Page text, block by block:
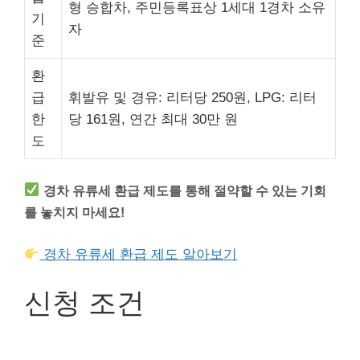
기
준
형 승합차, 주민등록표상 1세대 1경차 소유
자
환
급
한
도
휘발유 및 경유: 리터당 250원, LPG: 리터
당 161원, 연간 최대 30만 원
경차 유류세 환급 제도를 통해 절약할 수 있는 기회
를 놓치지 마세요!
경차 유류세 환급 제도 알아보기
신청 조건